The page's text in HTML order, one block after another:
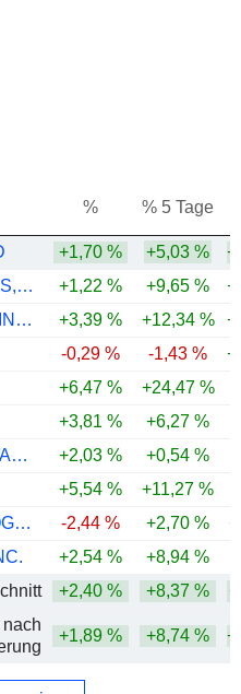
% % 5 Tage
+1,70 % +5,03 %
PALO ALTO NETWORKS, INC.
+1,22 % +9,65 %
CROWDSTRIKE HOLDINGS, INC.
+3,39 % +12,34 %
-0,29 % -1,43 %
+6,47 % +24,47 %
+3,81 % +6,27 %
CHECK POINT SOFTWARE TECHNOLOGIES LTD.
+2,03 % +0,54 %
+5,54 % +11,27 %
SANGFOR TECHNOLOGIES INC.
-2,44 % +2,70 %
+2,54 % +8,94 %
+2,40 % +8,37 %
+1,89 % +8,74 %